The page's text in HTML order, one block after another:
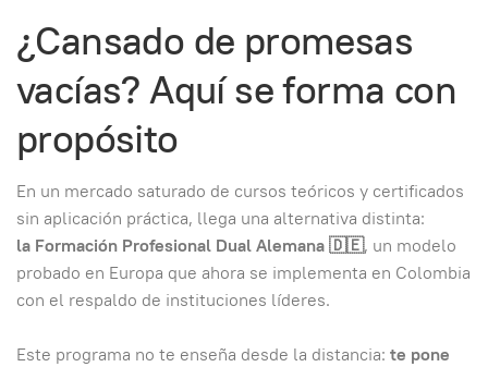
¿Cansado de promesas
vacías? Aquí se forma con
propósito
En un mercado saturado de cursos teóricos y certificados
sin aplicación práctica, llega una alternativa distinta:
la Formación Profesional Dual Alemana 🇩🇪, un modelo
probado en Europa que ahora se implementa en Colombia
con el respaldo de instituciones líderes.
Este programa no te enseña desde la distancia: te pone